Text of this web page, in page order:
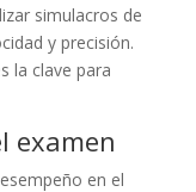
simulacros de
y precisión.
la clave para
examen
en el